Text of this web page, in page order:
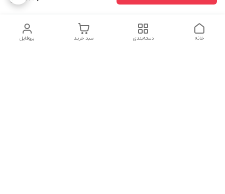
پروفایل سبد خرید دسته‌بندی خانه